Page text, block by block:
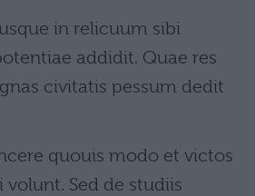
in relicuum sibi
addidit. Quae res
civitatis pessum dedit
quouis modo et victos
Sed de studiis